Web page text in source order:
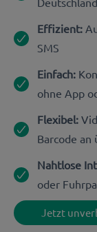
Effizient:
SMS
Einfach:
ohne App
Flexibel:
Barcode an
Nahtlose
oder
Jetzt